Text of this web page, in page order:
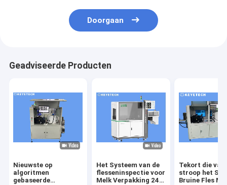
Doorgaan
Geadviseerde Producten
Nieuwste op
algoritmen
gebaseerde
Het Systeem van de
flesseninspectie voor
Melk Verpakking 240
Tekort die van
stroop het
Bruine Fles